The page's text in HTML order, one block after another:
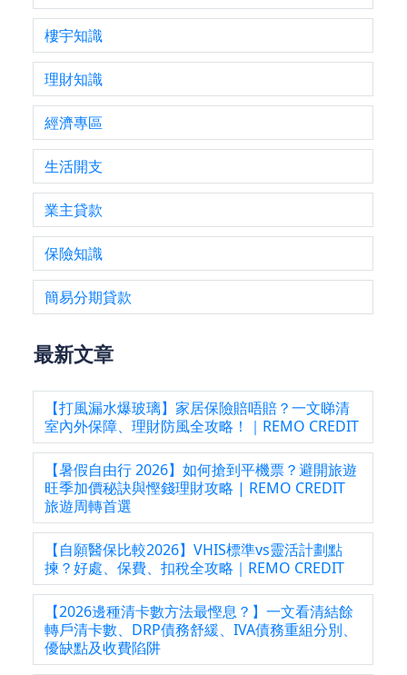
樓宇知識
理財知識
經濟專區
生活開支
業主貸款
保險知識
簡易分期貸款
最新文章
【打風漏水爆玻璃】家居保險賠唔賠？一文睇清
室內外保障、理財防風全攻略！｜REMO CREDIT
【暑假自由行 2026】如何搶到平機票？避開旅遊
旺季加價秘訣與慳錢理財攻略 | REMO CREDIT
旅遊周轉首選
【自願醫保比較2026】VHIS標準vs靈活計劃點
揀？好處、保費、扣稅全攻略｜REMO CREDIT
【2026邊種清卡數方法最慳息？】一文看清結餘
轉戶清卡數、DRP債務舒緩、IVA債務重組分別、
優缺點及收費陷阱